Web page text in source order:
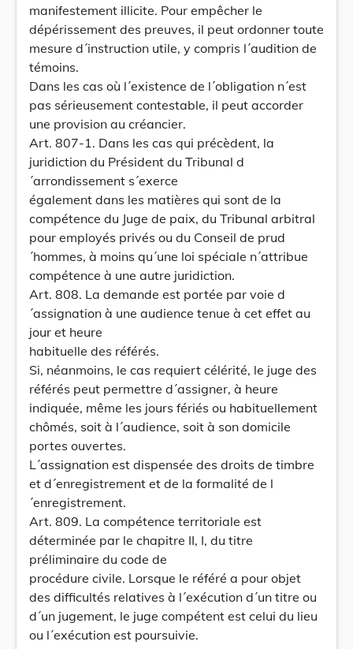
manifestement illicite. Pour empêcher le
dépérissement des preuves, il peut ordonner toute
mesure d´instruction utile, y compris l´audition de
témoins.
Dans les cas où l´existence de l´obligation n´est
pas sérieusement contestable, il peut accorder
une provision au créancier.
Art. 807-1. Dans les cas qui précèdent, la
juridiction du Président du Tribunal d
´arrondissement s´exerce
également dans les matières qui sont de la
compétence du Juge de paix, du Tribunal arbitral
pour employés privés ou du Conseil de prud
´hommes, à moins qu´une loi spéciale n´attribue
compétence à une autre juridiction.
Art. 808. La demande est portée par voie d
´assignation à une audience tenue à cet effet au
jour et heure
habituelle des référés.
Si, néanmoins, le cas requiert célérité, le juge des
référés peut permettre d´assigner, à heure
indiquée, même les jours fériés ou habituellement
chômés, soit à l´audience, soit à son domicile
portes ouvertes.
L´assignation est dispensée des droits de timbre
et d´enregistrement et de la formalité de l
´enregistrement.
Art. 809. La compétence territoriale est
déterminée par le chapitre II, I, du titre
préliminaire du code de
procédure civile. Lorsque le référé a pour objet
des difficultés relatives à l´exécution d´un titre ou
d´un jugement, le juge compétent est celui du lieu
ou l´exécution est poursuivie.